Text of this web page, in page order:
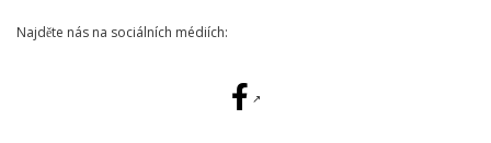
Najděte nás na sociálních médiích: